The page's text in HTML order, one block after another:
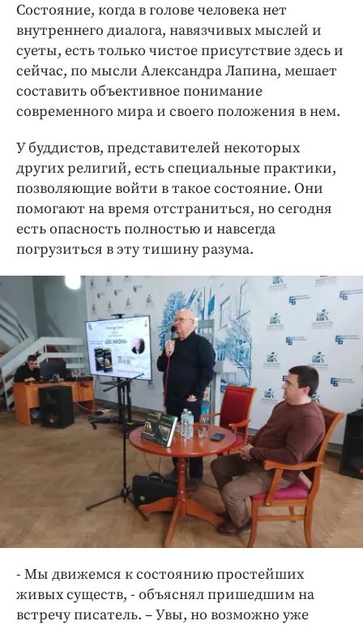
Состояние, когда в голове человека нет
внутреннего диалога, навязчивых мыслей и
суеты, есть только чистое присутствие здесь и
сейчас, по мысли Александра Лапина, мешает
составить объективное понимание
современного мира и своего положения в нем.
У буддистов, представителей некоторых
других религий, есть специальные практики,
позволяющие войти в такое состояние. Они
помогают на время отстраниться, но сегодня
есть опасность полностью и навсегда
погрузиться в эту тишину разума.
- Мы движемся к состоянию простейших
живых существ, - объяснял пришедшим на
встречу писатель. – Увы, но возможно уже